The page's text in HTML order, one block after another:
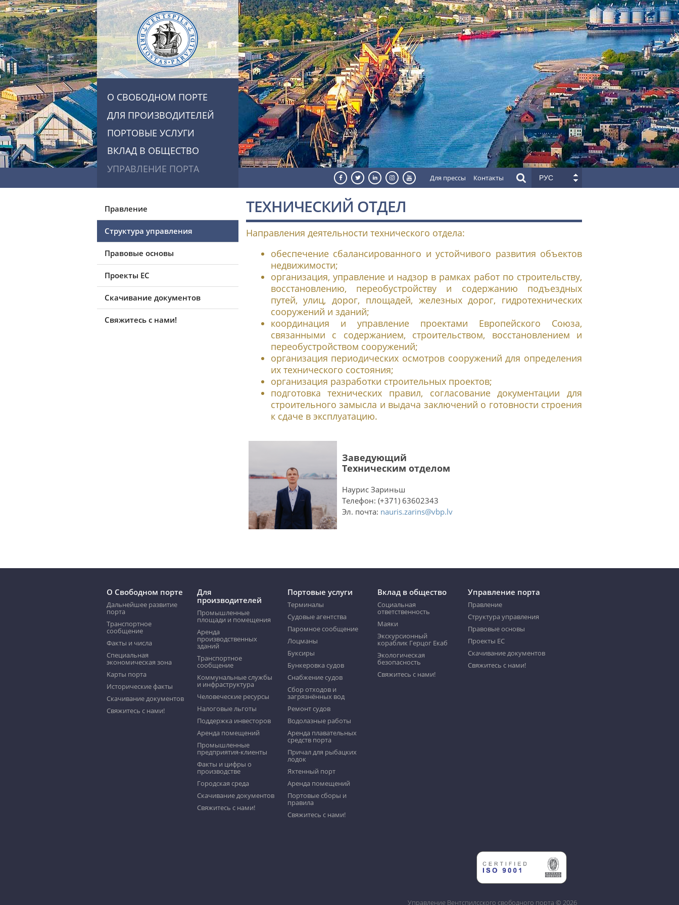
О СВОБОДНОМ ПОРТЕ
ДЛЯ ПРОИЗВОДИТЕЛЕЙ
ПОРТОВЫЕ УСЛУГИ
ВКЛАД В ОБЩЕСТВО
УПРАВЛЕНИЕ ПОРТА
Для прессы Контакты РУС
Правление
Структура управления
Правовые основы
Проекты ЕС
Скачивание документов
Свяжитесь с нами!
ТЕХНИЧЕСКИЙ ОТДЕЛ
Направления деятельности технического отдела:
обеспечение сбалансированного и устойчивого развития объектов
недвижимости;
организация, управление и надзор в рамках работ по строительству,
восстановлению, переобустройству и содержанию подъездных
путей, улиц, дорог, площадей, железных дорог, гидротехнических
сооружений и зданий;
координация и управление проектами Европейского Союза,
связанными с содержанием, строительством, восстановлением и
переобустройством сооружений;
организация периодических осмотров сооружений для определения
их технического состояния;
организация разработки строительных проектов;
подготовка технических правил, согласование документации для
строительного замысла и выдача заключений о готовности строения
к сдаче в эксплуатацию.
Заведующий
Техническим отделом
Наурис Зариньш
Телефон: (+371) 63602343
Эл. почта: nauris.zarins@vbp.lv
О Свободном порте
Дальнейшее развитие
порта
Транспортное
сообщение
Факты и числа
Специальная
экономическая зона
Kарты порта
Исторические факты
Скачивание документов
Свяжитесь с нами!
Для
производителей
Промышленные
площади и помещения
Аренда
производственных
зданий
Транспортное
сообщение
Коммунальные службы
и инфраструктура
Человеческие ресурсы
Налоговые льготы
Поддержка инвесторов
Аренда помещений
Промышленные
предприятия-клиенты
Факты и цифры о
производстве
Городская среда
Скачивание документов
Свяжитесь с нами!
Портовые услуги
Терминалы
Судовые агентства
Пaромнoе сообщение
Лоцманы
Буксиры
Бункеровка судов
Снабжение судов
Сбор отходов и
загрязнённых вод
Pемонт судов
Водолазные работы
Аренда плавательных
средств порта
Причал для рыбацких
лодок
Яхтенный порт
Аренда помещений
Портовые сборы и
правила
Свяжитесь с нами!
Вклад в общество
Социальная
ответственность
Маяки
Экскурсионный
кораблик Герцог Екаб
Экологическая
безопасность
Свяжитесь с нами!
Управление порта
Правление
Структура управления
Правовые основы
Проекты ЕС
Скачивание документов
Свяжитесь с нами!
Управление Вентспилсского свободного порта © 2026